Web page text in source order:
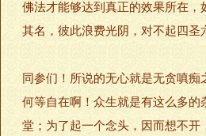
佛法才能够达到真正的效果所在
其名，彼此浪费光阴，对不起四
同参们！所说的无心就是无贪嗔
何等自在啊！众生就是有这么多
堂；为了起一个念头，因而想不